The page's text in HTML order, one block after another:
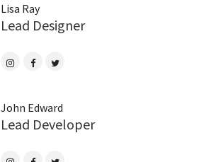
Lisa Ray
Lead Designer
John Edward
Lead Developer